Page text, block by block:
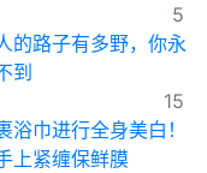
5
的路子有多野，你永
到
15
浴巾进行全身美白！
上紧缠保鲜膜